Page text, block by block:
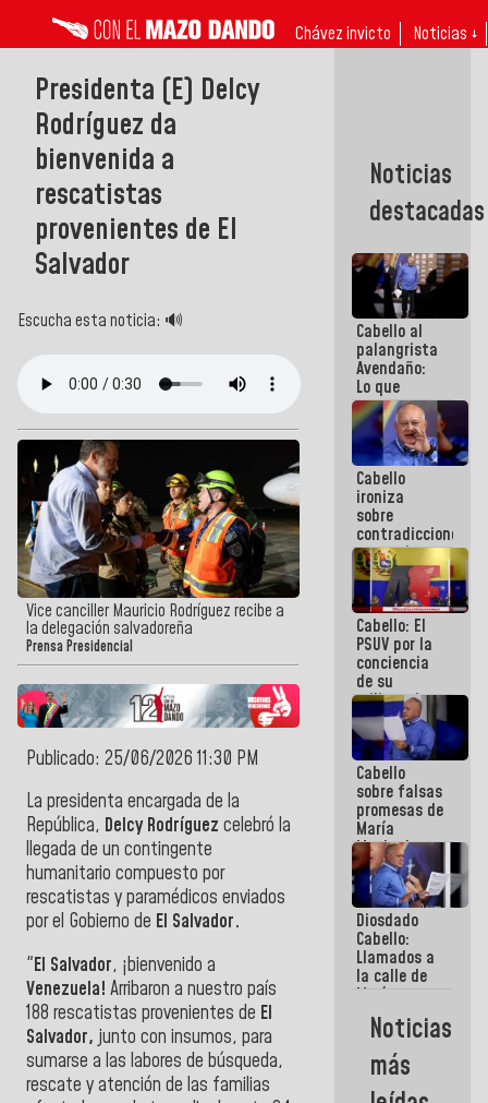
Chávez invicto Noticias ↓
Presidenta (E) Delcy
Rodríguez da
bienvenida a
rescatistas
provenientes de El
Salvador
Escucha esta noticia: 🔊
Vice canciller Mauricio Rodríguez recibe a
la delegación salvadoreña
Prensa Presidencial
Publicado: 25/06/2026 11:30 PM
La presidenta encargada de la
República, Delcy Rodríguez celebró la
llegada de un contingente
humanitario compuesto por
rescatistas y paramédicos enviados
por el Gobierno de El Salvador.
"El Salvador, ¡bienvenido a
Venezuela! Arribaron a nuestro país
188 rescatistas provenientes de El
Salvador,junto con insumos, para
sumarse a las labores de búsqueda,
rescate y atención de las familias
Noticias
destacadas
Cabello al
palangrista
Avendaño:
Lo que
vayas a
escribir
hazlo hoy
por que no
sabemos si
la semana
que viene
hay
programa
Cabello
ironiza
sobre
contradicciones
y mentiras
de María
Machado:
¡Créanle!
Cabello: El
PSUV por la
conciencia
de su
militancia
es la
organización
política más
sólida de
Venezuela
Cabello
sobre falsas
promesas de
María
Machado:
¿Quién le
puede creer?
¿Y la gente
que ella iba
a salvar en
La Guaira?
Diosdado
Cabello:
Llamados a
la calle de
María
Machado se
estrellaron
de frente
contra el
Pueblo
Noticias
más